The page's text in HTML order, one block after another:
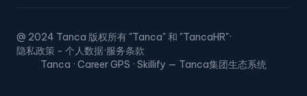
@ 2024 Tanca 版权所有 "Tanca" 和 "TancaHR"·
隐私政策 - 个人数据·服务条款
Tanca · Career GPS · Skillify — Tanca集团生态系统